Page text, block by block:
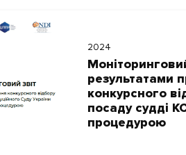
2024
результатами
конкурсного
посаду судді
процедурою